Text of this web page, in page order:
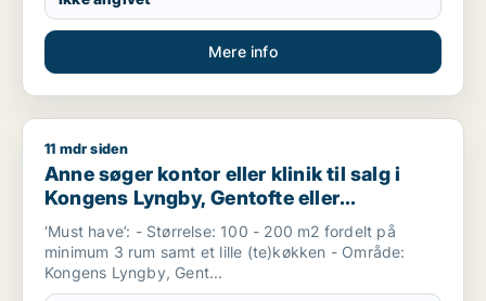
Mere info
Anne søger kontor eller klinik til salg i Kongens Lyngby,
11 mdr siden
Anne søger kontor eller klinik til salg i
Kongens Lyngby, Gentofte eller
Dyssegård m.fl.
‘Must have’: - Størrelse: 100 - 200 m2 fordelt på
minimum 3 rum samt et lille (te)køkken - Område:
Kongens Lyngby, Gent...